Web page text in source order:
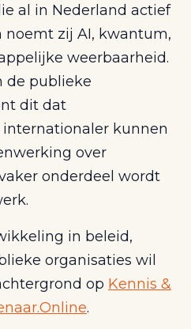
al in Nederland actief
noemt zij AI, kwantum,
weerbaarheid.
de publieke
dit dat
kunnen
over
onderdeel wordt
in beleid,
organisaties wil
op Kennis &
.